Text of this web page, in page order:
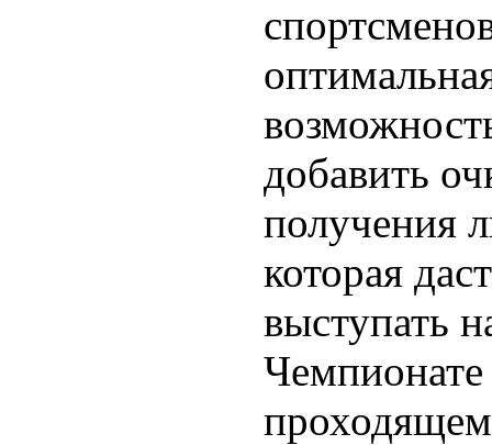
добавить
получения
которая
выступать